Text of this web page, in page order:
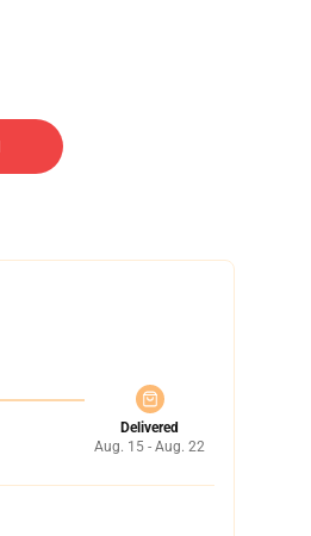
Delivered
Aug. 15 - Aug. 22